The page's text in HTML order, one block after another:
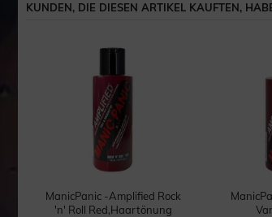
KUNDEN, DIE DIESEN ARTIKEL KAUFTEN,
ManicPanic -Amplified Rock
'n' Roll Red,Haartönung